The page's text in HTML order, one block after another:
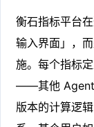
衡石指标平台
输入界面」，
施。每个指标
——其他 Agent
版本的计算逻